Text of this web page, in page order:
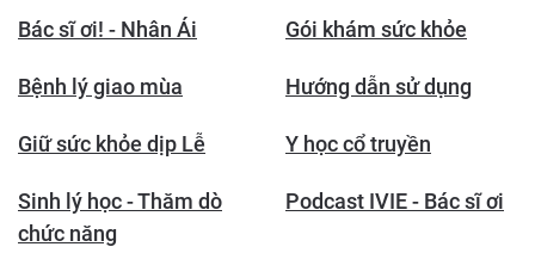
Bác sĩ ơi! - Nhân Ái Gói khám sức khỏe
Bệnh lý giao mùa Hướng dẫn sử dụng
Giữ sức khỏe dịp Lễ Y học cổ truyền
Sinh lý học - Thăm dò
chức năng
Podcast IVIE - Bác sĩ ơi